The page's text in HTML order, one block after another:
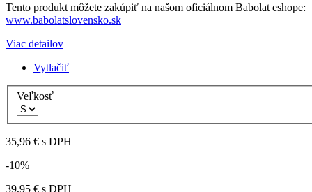
Tento produkt môžete zakúpiť na našom oficiálnom Babolat eshope:
www.babolatslovensko.sk
Viac detailov
Vytlačiť
Veľkosť
35,96 € s DPH
-10%
39,95 € s DPH